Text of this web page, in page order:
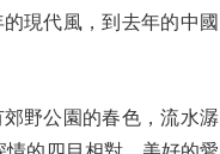
現代風，到去年的中國
野公園的春色，流水潺